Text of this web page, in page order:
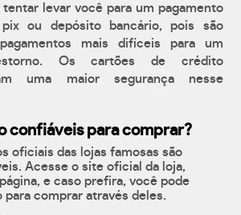
tentar levar você para um pagamento
ou depósito bancário, pois são
mais difíceis para um
Os cartões de crédito
uma maior segurança nesse
confiáveis para comprar?
oficiais das lojas famosas são
Acesse o site oficial da loja,
e caso prefira, você pode
para comprar através deles.